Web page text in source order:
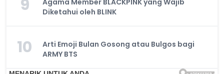
9
Diketahui oleh BLINK
10
Arti Emoji Bulan Gosong atau Bulgos bagi
ARMY BTS